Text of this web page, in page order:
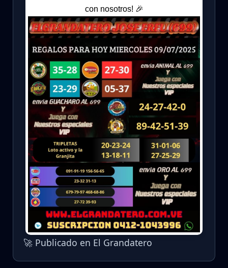
con nosotros! 🎉
🚀 Publicado en El Grandatero